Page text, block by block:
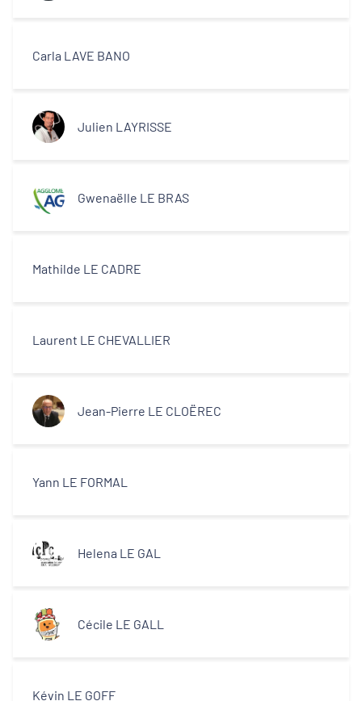
Carla LAVE BANO
Julien LAYRISSE
Gwenaëlle LE BRAS
Mathilde LE CADRE
Laurent LE CHEVALLIER
Jean-Pierre LE CLOËREC
Yann LE FORMAL
Helena LE GAL
Cécile LE GALL
Kévin LE GOFF